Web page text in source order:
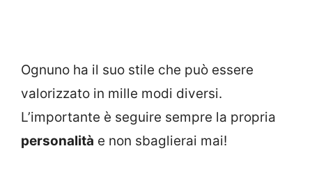
Ognuno ha il suo stile che può essere
valorizzato in mille modi diversi.
L’importante è seguire sempre la propria
personalità e non sbaglierai mai!